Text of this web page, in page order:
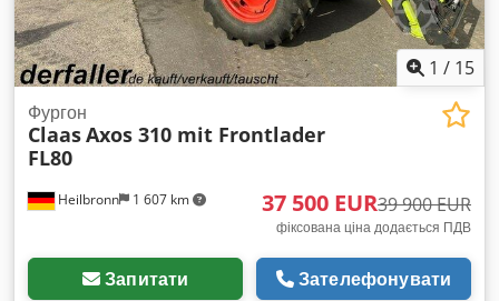
1 / 15
Heilbronn 1 607 km
Фургон
ClaasAxos 310 mit Frontlader
FL80
37 500 EUR39 900 EUR
фіксована ціна додається ПДВ
Запитати Зателефонувати